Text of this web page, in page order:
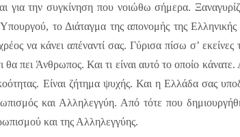
για την συγκίνηση που νοιώθω σήμερα.
το Διάταγμα της απονομής της
να κάνει απέναντί σας. Γύρισα πίσω σ’ εκείνες
πει Άνθρωπος. Και τι είναι αυτό το οποίο
Είναι ζήτημα ψυχής. Και η Ελλάδα σας
και Αλληλεγγύη. Από τότε που
και της Αλληλεγγύης.